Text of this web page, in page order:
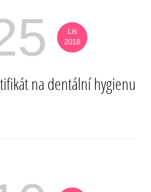
Lis
2018
na dentální hygienu